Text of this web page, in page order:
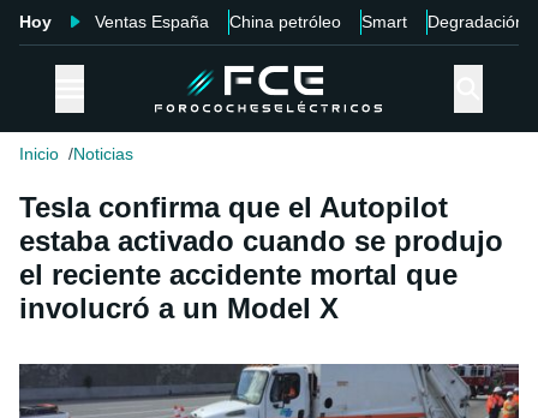
Hoy Ventas España China petróleo Smart Degradación
Inicio Noticias
Tesla confirma que el Autopilot
estaba activado cuando se produjo
el reciente accidente mortal que
involucró a un Model X